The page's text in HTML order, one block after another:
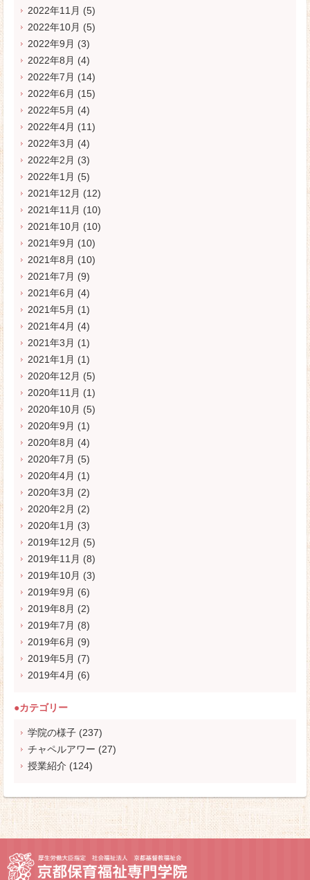
2022年11月 (5)
2022年10月 (5)
2022年9月 (3)
2022年8月 (4)
2022年7月 (14)
2022年6月 (15)
2022年5月 (4)
2022年4月 (11)
2022年3月 (4)
2022年2月 (3)
2022年1月 (5)
2021年12月 (12)
2021年11月 (10)
2021年10月 (10)
2021年9月 (10)
2021年8月 (10)
2021年7月 (9)
2021年6月 (4)
2021年5月 (1)
2021年4月 (4)
2021年3月 (1)
2021年1月 (1)
2020年12月 (5)
2020年11月 (1)
2020年10月 (5)
2020年9月 (1)
2020年8月 (4)
2020年7月 (5)
2020年4月 (1)
2020年3月 (2)
2020年2月 (2)
2020年1月 (3)
2019年12月 (5)
2019年11月 (8)
2019年10月 (3)
2019年9月 (6)
2019年8月 (2)
2019年7月 (8)
2019年6月 (9)
2019年5月 (7)
2019年4月 (6)
●カテゴリー
学院の様子 (237)
チャペルアワー (27)
授業紹介 (124)